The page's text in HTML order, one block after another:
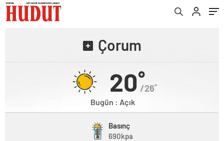
Çorum
20˚
/26˚
Bugün : Açık
Basınç
690kpa